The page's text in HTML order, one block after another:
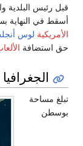
المحليين، لكنه
اللجنة الأولمبية
مع تأمين لوس أنجلس